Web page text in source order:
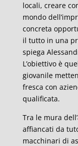
locali, creare
mondo
concreta
il tutto in una
spiega
L’obiettivo è
giovanile
fresca con
qualificata.
Tra le mura
affiancati da
macchinari di